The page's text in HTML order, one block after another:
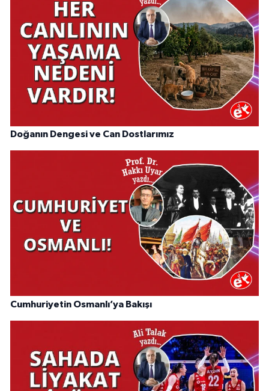
Doğanın Dengesi ve Can Dostlarımız
Cumhuriyetin Osmanlı’ya Bakışı